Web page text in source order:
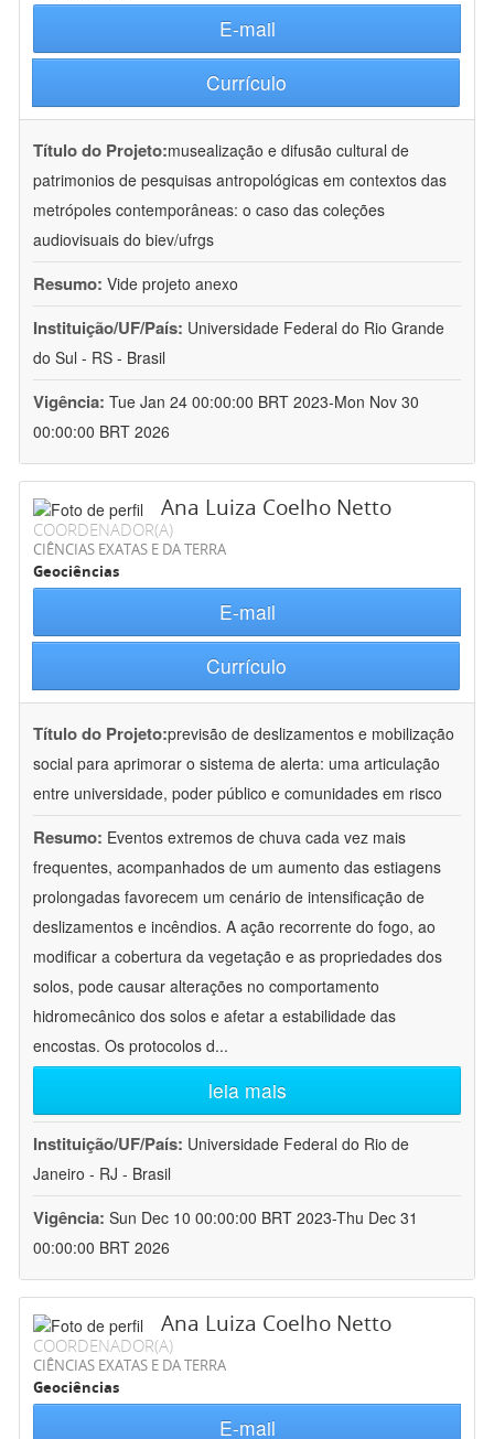
E-mail
Currículo
Título do Projeto:musealização e difusão cultural de
patrimonios de pesquisas antropológicas em contextos das
metrópoles contemporâneas: o caso das coleções
audiovisuais do biev/ufrgs
Resumo: Vide projeto anexo
Instituição/UF/País: Universidade Federal do Rio Grande
do Sul - RS - Brasil
Vigência: Tue Jan 24 00:00:00 BRT 2023-Mon Nov 30
00:00:00 BRT 2026
Ana Luiza Coelho Netto
COORDENADOR(A)
CIÊNCIAS EXATAS E DA TERRA
Geociências
E-mail
Currículo
Título do Projeto:previsão de deslizamentos e mobilização
social para aprimorar o sistema de alerta: uma articulação
entre universidade, poder público e comunidades em risco
Resumo: Eventos extremos de chuva cada vez mais
frequentes, acompanhados de um aumento das estiagens
prolongadas favorecem um cenário de intensificação de
deslizamentos e incêndios. A ação recorrente do fogo, ao
modificar a cobertura da vegetação e as propriedades dos
solos, pode causar alterações no comportamento
hidromecânico dos solos e afetar a estabilidade das
encostas. Os protocolos d...
leia mais
Instituição/UF/País: Universidade Federal do Rio de
Janeiro - RJ - Brasil
Vigência: Sun Dec 10 00:00:00 BRT 2023-Thu Dec 31
00:00:00 BRT 2026
Ana Luiza Coelho Netto
COORDENADOR(A)
CIÊNCIAS EXATAS E DA TERRA
Geociências
E-mail